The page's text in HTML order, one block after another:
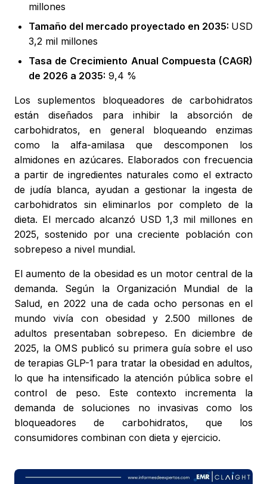
millones
Tamaño del mercado proyectado en 2035: USD
3,2 mil millones
Tasa de Crecimiento Anual Compuesta (CAGR)
de 2026 a 2035: 9,4 %
Los suplementos bloqueadores de carbohidratos
están diseñados para inhibir la absorción de
carbohidratos, en general bloqueando enzimas
como la alfa-amilasa que descomponen los
almidones en azúcares. Elaborados con frecuencia
a partir de ingredientes naturales como el extracto
de judía blanca, ayudan a gestionar la ingesta de
carbohidratos sin eliminarlos por completo de la
dieta. El mercado alcanzó USD 1,3 mil millones en
2025, sostenido por una creciente población con
sobrepeso a nivel mundial.
El aumento de la obesidad es un motor central de la
demanda. Según la Organización Mundial de la
Salud, en 2022 una de cada ocho personas en el
mundo vivía con obesidad y 2.500 millones de
adultos presentaban sobrepeso. En diciembre de
2025, la OMS publicó su primera guía sobre el uso
de terapias GLP-1 para tratar la obesidad en adultos,
lo que ha intensificado la atención pública sobre el
control de peso. Este contexto incrementa la
demanda de soluciones no invasivas como los
bloqueadores de carbohidratos, que los
consumidores combinan con dieta y ejercicio.